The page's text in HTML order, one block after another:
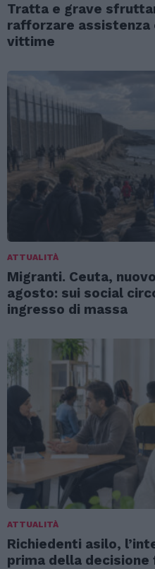
Tratta e grave
rafforzare
vittime
ATTUALITÀ
Migranti. Ceuta,
agosto: sui social
ingresso di massa
ATTUALITÀ
Richiedenti asilo,
prima della decisione